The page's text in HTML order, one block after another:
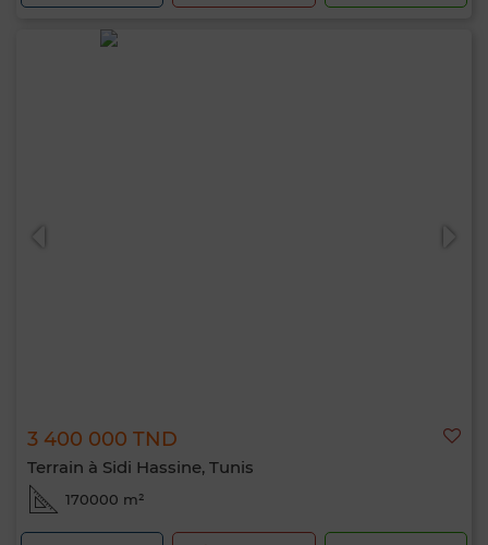
3 400 000 TND
Terrain à Sidi Hassine, Tunis
170000 m²